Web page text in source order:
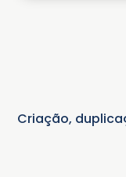
Criação,